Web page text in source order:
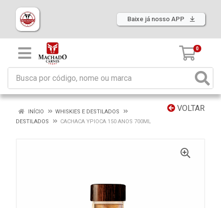
Baixe já nosso APP
0
VOLTAR
INÍCIO
WHISKIES E DESTILADOS
DESTILADOS
CACHACA YPIOCA 150 ANOS 700ML